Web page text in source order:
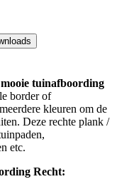
tuinafboording
border of
kleuren om de
Deze rechte plank /
etc.
Recht: